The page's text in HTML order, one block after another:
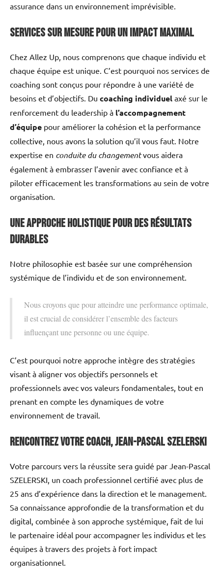
assurance dans un environnement imprévisible.
Services sur mesure pour un impact maximal
Chez Allez Up, nous comprenons que chaque individu et
chaque équipe est unique. C’est pourquoi nos services de
coaching sont conçus pour répondre à une variété de
besoins et d’objectifs. Du coaching individuel axé sur le
renforcement du leadership à l’accompagnement
d’équipe pour améliorer la cohésion et la performance
collective, nous avons la solution qu’il vous faut. Notre
expertise en conduite du changementvous aidera
également à embrasser l’avenir avec confiance et à
piloter efficacement les transformations au sein de votre
organisation.
Une approche holistique pour des résultats
durables
Notre philosophie est basée sur une compréhension
systémique de l’individu et de son environnement.
Nous croyons que pour atteindre une performance optimale,
il est crucial de considérer l’ensemble des facteurs
influençant une personne ou une équipe.
C’est pourquoi notre approche intègre des stratégies
visant à aligner vos objectifs personnels et
professionnels avec vos valeurs fondamentales, tout en
prenant en compte les dynamiques de votre
environnement de travail.
Rencontrez votre coach, Jean-Pascal SZELERSKI
Votre parcours vers la réussite sera guidé par Jean-Pascal
SZELERSKI, un coach professionnel certifié avec plus de
25 ans d’expérience dans la direction et le management.
Sa connaissance approfondie de la transformation et du
digital, combinée à son approche systémique, fait de lui
le partenaire idéal pour accompagner les individus et les
équipes à travers des projets à fort impact
organisationnel.